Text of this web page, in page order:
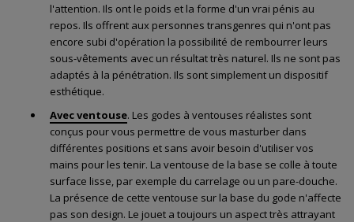
l'attention. Ils ont le poids et la forme d'un vrai pénis au
repos. Ils offrent aux personnes transgenres qui n'ont pas
encore subi d'opération la possibilité de rembourrer leurs
sous-vêtements avec un résultat très naturel. Ils ne sont pas
adaptés à la pénétration. Ils sont simplement un dispositif
esthétique.
Avec ventouse. Les godes à ventouses réalistes sont
conçus pour vous permettre de vous masturber dans
différentes positions et sans avoir besoin d'utiliser vos
mains pour les tenir. La ventouse de la base se colle à toute
surface lisse, par exemple du carrelage ou un pare-douche.
La présence de cette ventouse sur la base du gode n'affecte
pas son design. Le jouet a toujours un aspect très attrayant